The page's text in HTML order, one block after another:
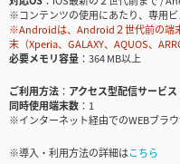
※コンテンツの使用にあたり、専用
※Androidは、Android２世代前の端
末（Xperia、GALAXY、AQUOS、
必要メモリ容量
364 MB以上
ご利用方法
アクセス型配信サービス
同時使用端末数
1
※インターネット経由でのWEBブラ
※導入・利用方法の詳細はこちら